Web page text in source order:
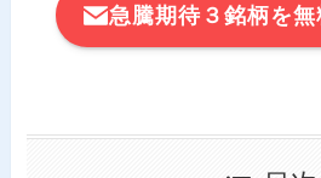
急騰期待３銘柄を